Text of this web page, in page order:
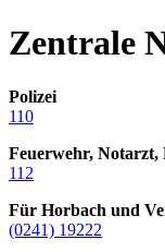
Zentrale
Polizei
110
Feuerwehr, Notarzt,
112
Für Horbach und
(0241) 19222